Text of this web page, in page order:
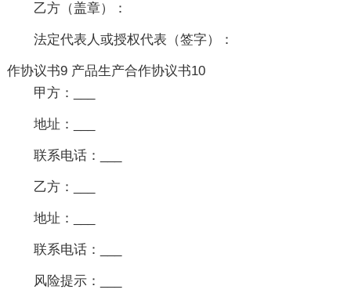
乙方（盖章）：
法定代表人或授权代表（签字）：
作协议书9
甲方：___
地址：___
联系电话：___
乙方：___
地址：___
联系电话：___
风险提示：___
产品生产合作协议书10